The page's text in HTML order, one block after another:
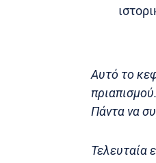
Αυτό το
Πάντα να
Τελευταία